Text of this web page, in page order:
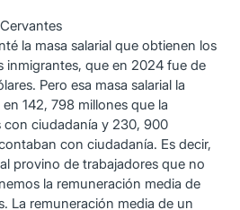
la masa salarial que obtienen los
inmigrantes, que en 2024 fue de
Pero esa masa salarial la
142, 798 millones que la
con ciudadanía y 230, 900
con ciudadanía. Es decir,
provino de trabajadores que no
la remuneración media de
La remuneración media de un